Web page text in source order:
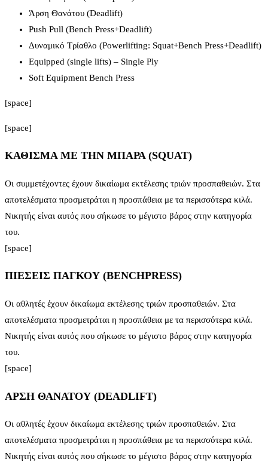
Άρση Θανάτου (Deadlift)
Push Pull (Bench Press+Deadlift)
Δυναμικό Τρίαθλο (Powerlifting: Squat+Bench Press+Deadlift)
Equipped (single lifts) – Single Ply
Soft Equipment Bench Press
[space]
[space]
ΚΑΘΙΣΜΑ ΜΕ ΤΗΝ ΜΠΑΡΑ (SQUAT)
Οι συμμετέχοντες έχουν δικαίωμα εκτέλεσης τριών προσπαθειών. Στα
αποτελέσματα προσμετράται η προσπάθεια με τα περισσότερα κιλά.
Νικητής είναι αυτός που σήκωσε το μέγιστο βάρος στην κατηγορία
του.
[space]
ΠΙΕΣΕΙΣ ΠΑΓΚΟΥ (BENCHPRESS)
Οι αθλητές έχουν δικαίωμα εκτέλεσης τριών προσπαθειών. Στα
αποτελέσματα προσμετράται η προσπάθεια με τα περισσότερα κιλά.
Νικητής είναι αυτός που σήκωσε το μέγιστο βάρος στην κατηγορία
του.
[space]
ΑΡΣΗ ΘΑΝΑΤΟΥ (DEADLIFT)
Οι αθλητές έχουν δικαίωμα εκτέλεσης τριών προσπαθειών. Στα
αποτελέσματα προσμετράται η προσπάθεια με τα περισσότερα κιλά.
Νικητής είναι αυτός που σήκωσε το μέγιστο βάρος στην κατηγορία